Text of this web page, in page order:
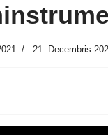
21. Decembris